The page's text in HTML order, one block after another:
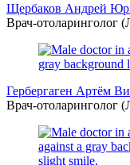
Щербаков Андрей
Врач-отоларинголог
Гербергаген Артём
Врач-отоларинголог